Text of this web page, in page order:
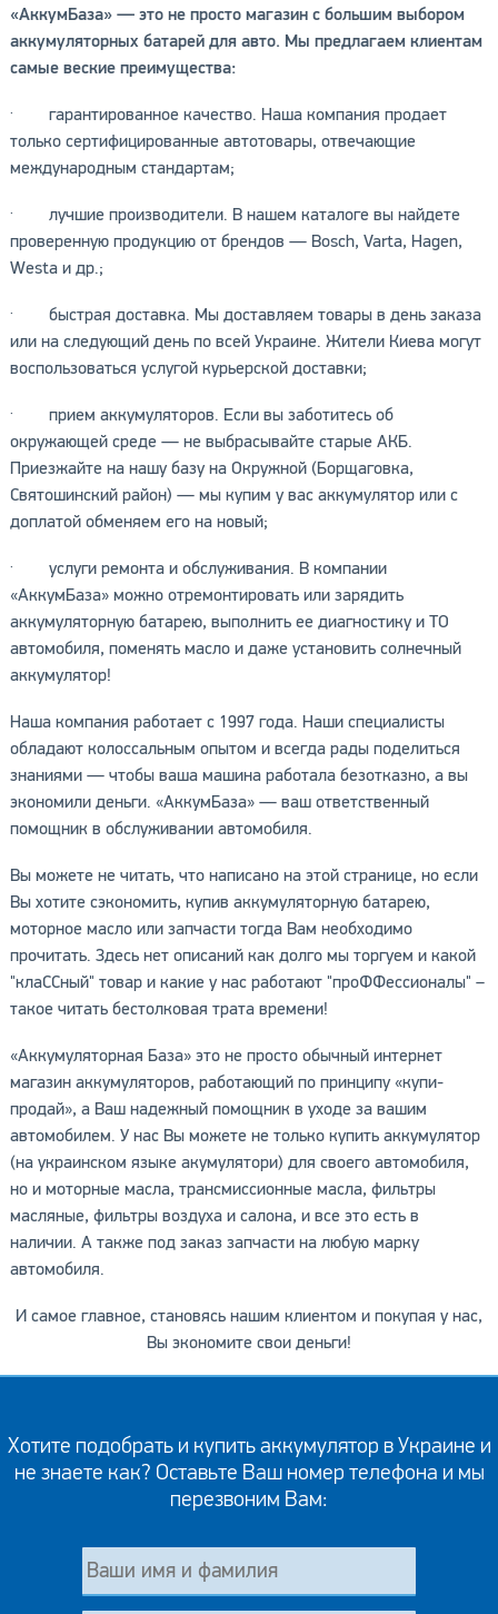
«АккумБаза» — это не просто магазин с большим выбором
аккумуляторных батарей для авто. Мы предлагаем клиентам
самые веские преимущества:
· гарантированное качество. Наша компания продает
только сертифицированные автотовары, отвечающие
международным стандартам;
· лучшие производители. В нашем каталоге вы найдете
проверенную продукцию от брендов — Bosch, Varta, Hagen,
Westaи др.;
· быстрая доставка. Мы доставляем товары в день заказа
или на следующий день по всей Украине. Жители Киева могут
воспользоваться услугой курьерской доставки;
· прием аккумуляторов. Если вы заботитесь об
окружающей среде — не выбрасывайте старые АКБ.
Приезжайте на нашу базу на Окружной (Борщаговка,
Святошинский район) — мы купим у вас аккумулятор или с
доплатой обменяем его на новый;
· услуги ремонта и обслуживания. В компании
«АккумБаза» можно отремонтировать или зарядить
аккумуляторную батарею, выполнить ее диагностику и ТО
автомобиля, поменять масло и даже установить солнечный
аккумулятор!
Наша компания работает с 1997 года. Наши специалисты
обладают колоссальным опытом и всегда рады поделиться
знаниями — чтобы ваша машина работала безотказно, а вы
экономили деньги. «АккумБаза» — ваш ответственный
помощник в обслуживании автомобиля.
Вы можете не читать, что написано на этой странице, но если
Вы хотите сэкономить, купив аккумуляторную батарею,
моторное масло или запчасти тогда Вам необходимо
прочитать. Здесь нет описаний как долго мы торгуем и какой
"клаССный" товар и какие у нас работают "проФФессионалы" –
такое читать бестолковая трата времени!
«Аккумуляторная База» это не просто обычный интернет
магазин аккумуляторов, работающий по принципу «купи-
продай», а Ваш надежный помощник в уходе за вашим
автомобилем. У нас Вы можете не только купить аккумулятор
(на украинском языке акумулятори) для своего автомобиля,
но и моторные масла, трансмиссионные масла, фильтры
масляные, фильтры воздуха и салона, и все это есть в
наличии. А также под заказ запчасти на любую марку
автомобиля.
И самое главное, становясь нашим клиентом и покупая у нас,
Вы экономите свои деньги!
Хотите подобрать и купить аккумулятор в Украине и
не знаете как? Оставьте Ваш номер телефона и мы
перезвоним Вам: